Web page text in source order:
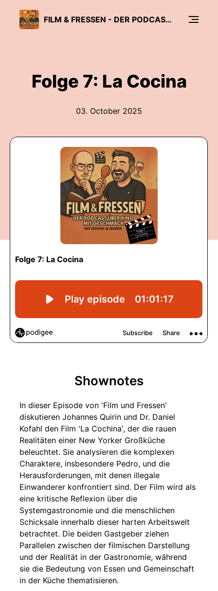
FILM & FRESSEN - DER PODCAST ÜBER KINO MIT GESCHMACK
Folge 7: La Cocina
03. October 2025
Shownotes
In dieser Episode von 'Film und Fressen'
diskutieren Johannes Quirin und Dr. Daniel
Kofahl den Film 'La Cochina', der die rauen
Realitäten einer New Yorker Großküche
beleuchtet. Sie analysieren die komplexen
Charaktere, insbesondere Pedro, und die
Herausforderungen, mit denen illegale
Einwanderer konfrontiert sind. Der Film wird als
eine kritische Reflexion über die
Systemgastronomie und die menschlichen
Schicksale innerhalb dieser harten Arbeitswelt
betrachtet. Die beiden Gastgeber ziehen
Parallelen zwischen der filmischen Darstellung
und der Realität in der Gastronomie, während
sie die Bedeutung von Essen und Gemeinschaft
in der Küche thematisieren.